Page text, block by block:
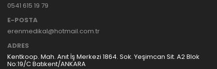
0541 615 19 79
E-POSTA
erenmedikal@hotmail.com.tr
ADRES
Kentkoop. Mah. Anıt İş Merkezi 1864. Sok. Yeşimcan Sit. A2 Blok
No:19/C Batıkent/ANKARA